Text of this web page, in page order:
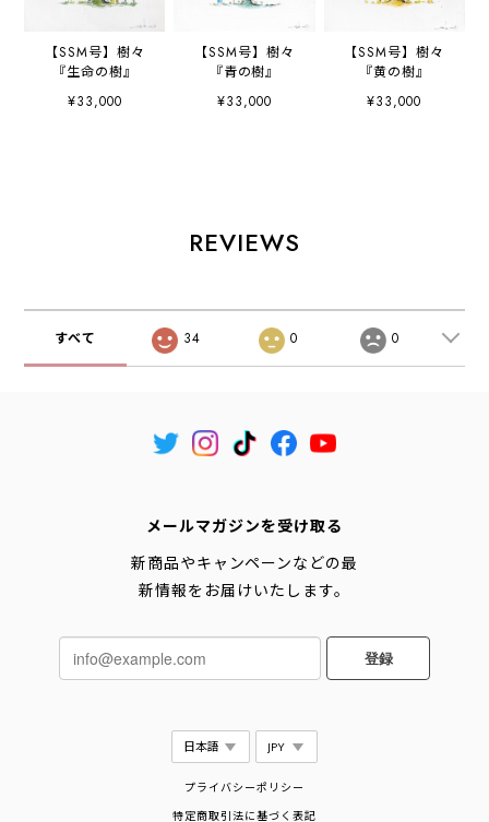
【SSM号】樹々
『生命の樹』
¥33,000
【SSM号】樹々
『青の樹』
¥33,000
【SSM号】樹々
『黄の樹』
¥33,000
REVIEWS
すべて 34 0 0
メールマガジンを受け取る
新商品やキャンペーンなどの最
新情報をお届けいたします。
登録
プライバシーポリシー
特定商取引法に基づく表記